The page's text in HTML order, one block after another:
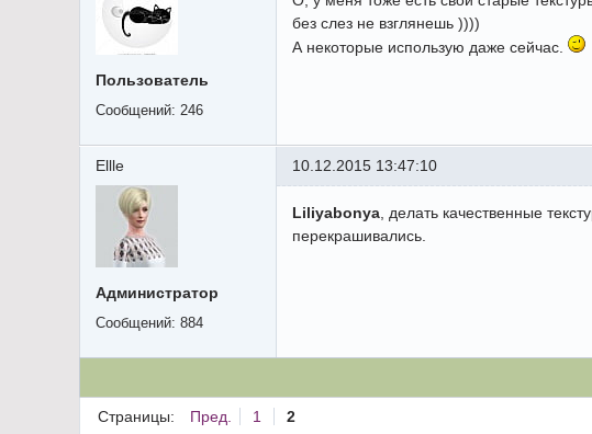
Пользователь
Сообщений: 246
без слез не взглянешь ))))
А некоторые использую даже сейчас.
Ellle
Администратор
Сообщений: 884
10.12.2015 13:47:10
Liliyabonya, делать качественные
перекрашивались.
Страницы: Пред. 1 2